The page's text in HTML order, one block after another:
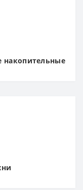
накопительные